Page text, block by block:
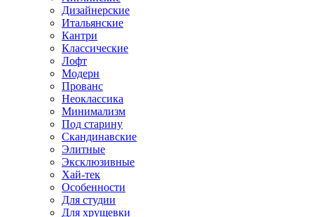
Дизайнерские
Итальянские
Кантри
Классические
Лофт
Модерн
Прованс
Неоклассика
Минимализм
Под старину
Скандинавские
Элитные
Эксклюзивные
Хай-тек
Особенности
Для студии
Для хрущевки